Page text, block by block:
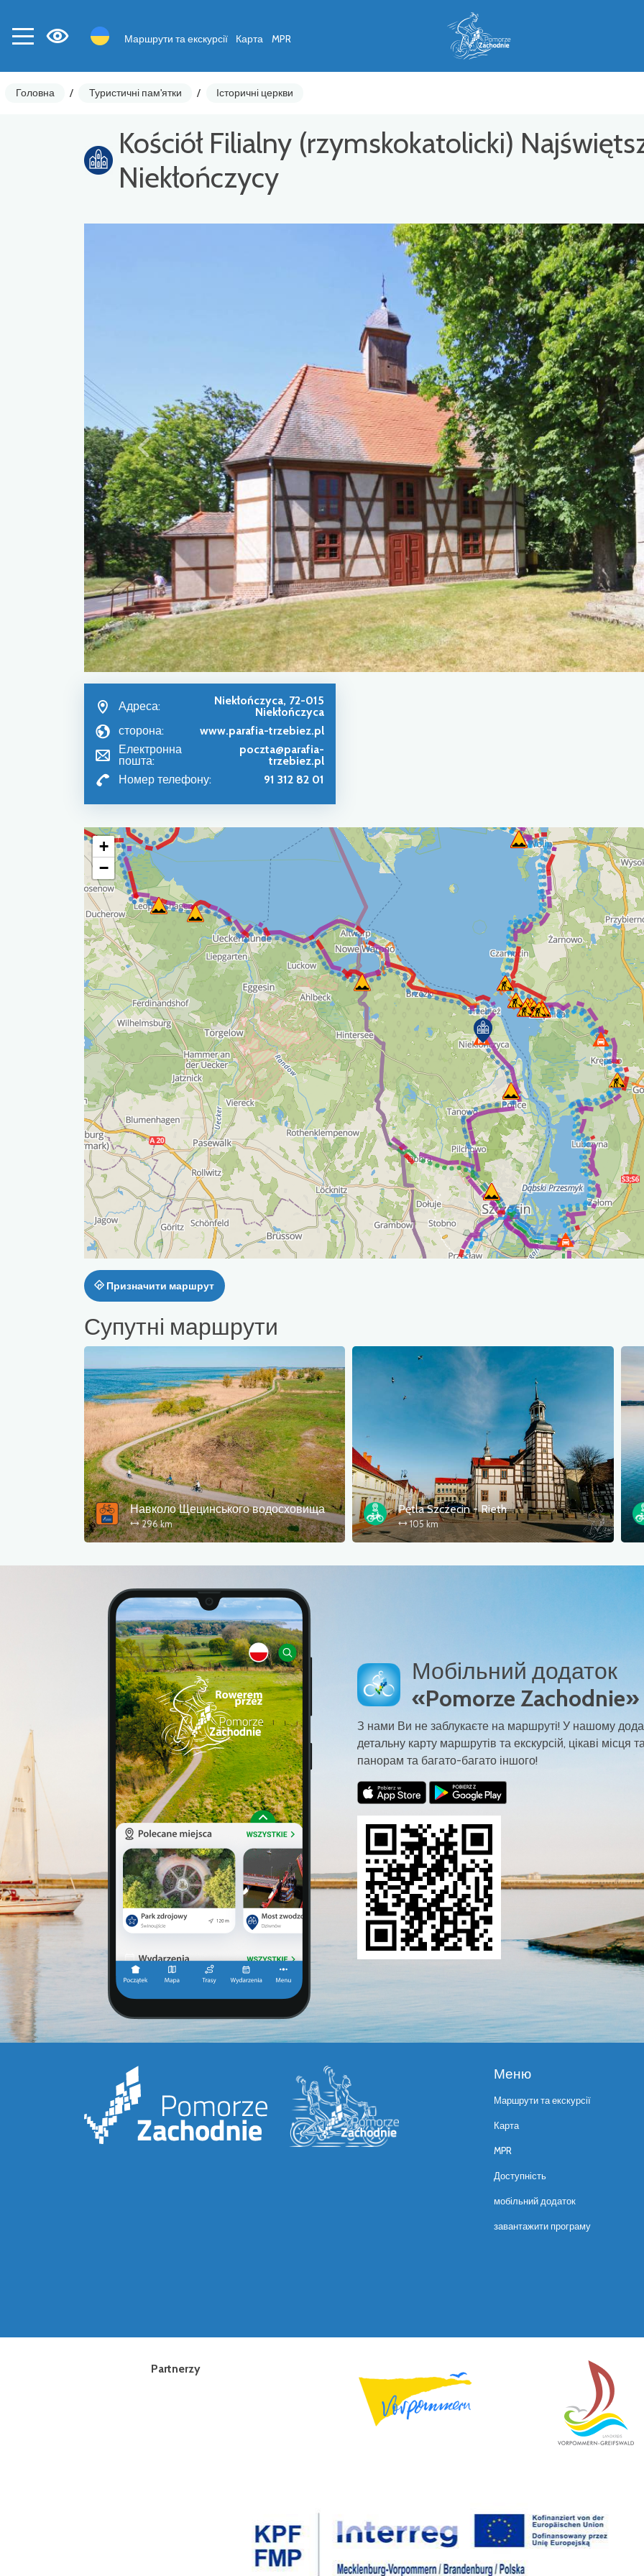
Маршрути та екскурсії Карта MPR
Головна / Туристичні пам'ятки / Історичні церкви
Kościół Filialny (rzymskokatolicki)
Niekłończycy
Адреса:
Niekłończyca, 72-015
Niekłończyca
сторона:
www.parafia-trzebiez.pl
Електронна
пошта:
poczta@parafia-
trzebiez.pl
Номер телефону:
91 312 82 01
+
−
Призначити маршрут
Супутні маршрути
Навколо Щецинського водосховища
296 km
Pętla Szczecin - Rieth
105 km
Мобільний додаток
«Pomorze Zachodnie»
З нами Ви не заблукаєте на маршруті! У нашому
детальну карту маршрутів та екскурсій, цікаві місця
панорам та багато-багато іншого!
Меню
Маршрути та екскурсії
Карта
MPR
Доступність
мобільний додаток
завантажити програму
Partnerzy